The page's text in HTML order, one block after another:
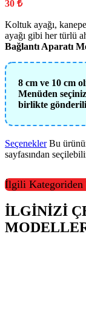
30 ₺
Koltuk ayağı,
ayağı gibi her türlü
Bağlantı Aparatı
8 cm ve 10 cm
Menüden
birlikte
Seçenekler Bu
sayfasından
İlgili Kategoriden
İLGİNİZİ